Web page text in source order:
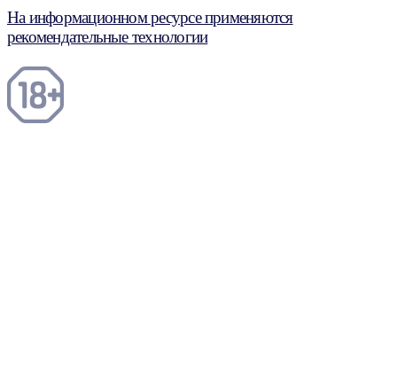
На информационном ресурсе применяются
рекомендательные технологии